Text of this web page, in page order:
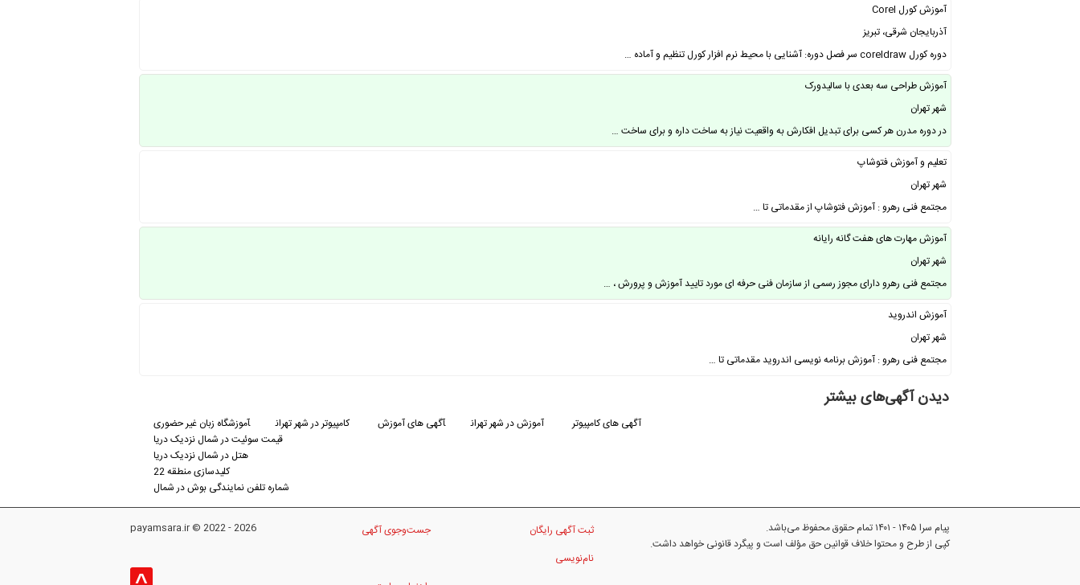
آموزش کورل Corel
آذربایجان شرقی، تبریز
دوره کورل coreldraw سر فصل دوره: آشنایی با محیط نرم افزار کورل تنظیم و آماده …
آموزش طراحی سه بعدی با سالیدورک
شهر تهران
در دوره مدرن هر کسی برای تبدیل افکارش به واقعیت نیاز به ساخت داره و برای ساخت …
تعلیم و آموزش فتوشاپ
شهر تهران
مجتمع فنی رهرو : آموزش فتوشاپ از مقدماتی تا …
آموزش مهارت های هفت گانه رایانه
شهر تهران
مجتمع فنی رهرو دارای مجوز رسمی از سازمان فنی حرفه ای مورد تایید آموزش و پرورش ، …
آموزش اندروید
شهر تهران
مجتمع فنی رهرو : آموزش برنامه نویسی اندروید مقدماتی تا …
دیدن آگهی‌های بیشتر
آگهی های کامپیوتر آموزش در شهر تهران آگهی های آموزش کامپیوتر در شهر تهران
آموزشگاه زبان غیر حضوری
قیمت سوئیت در شمال نزدیک دریا
هتل در شمال نزدیک دریا
کلیدسازی منطقه 22
شماره تلفن نمایندگی بوش در شمال
پیام سرا ۱۴۰۵ - ۱۴۰۱ تمام حقوق محفوظ می‌باشد.
کپی از طرح و محتوا خلاف قوانین حق مؤلف است و پیگرد قانونی خواهد داشت.
ثبت آگهی رایگان
نام‌نویسی
جست‌وجوی آگهی payamsara.ir © 2022 - 2026